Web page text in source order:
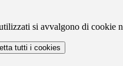
si avvalgono di cookie
tutti i cookies